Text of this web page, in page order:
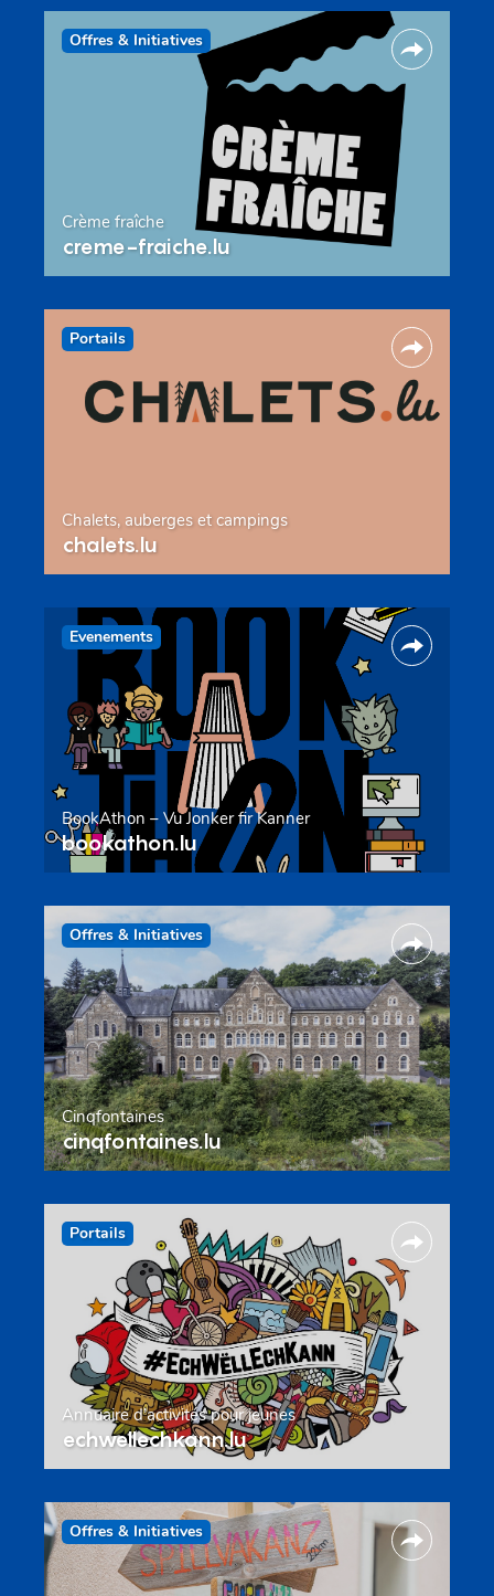
Offres & Initiatives
Crème fraîche
creme-fraiche.lu
Portails
Chalets, auberges et campings
chalets.lu
Evenements
BookAthon – Vu Jonker fir Kanner
bookathon.lu
Offres & Initiatives
Cinqfontaines
cinqfontaines.lu
Portails
Annuaire d’activités pour jeunes
echwellechkann.lu
Offres & Initiatives